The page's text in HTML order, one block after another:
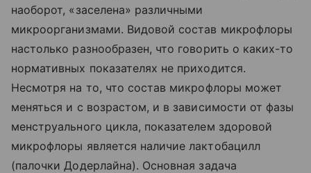
наоборот, «заселена» различными
микроорганизмами. Видовой состав микрофлоры
настолько разнообразен, что говорить о каких-то
нормативных показателях не приходится.
Несмотря на то, что состав микрофлоры может
меняться и с возрастом, и в зависимости от фазы
менструального цикла, показателем здоровой
микрофлоры является наличие лактобацилл
(палочки Додерлайна). Основная задача